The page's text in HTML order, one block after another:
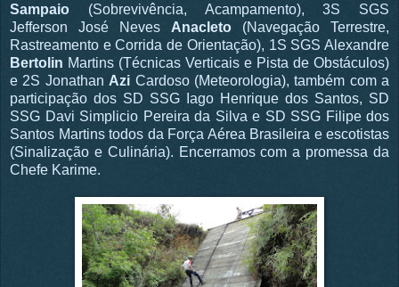
Sampaio (Sobrevivência, Acampamento), 3S SGS
Jefferson José Neves Anacleto (Navegação Terrestre,
Rastreamento e Corrida de Orientação), 1S SGS Alexandre
Bertolin Martins (Técnicas Verticais e Pista de Obstáculos)
e 2S Jonathan Azi Cardoso (Meteorologia), também com a
participação dos SD SSG Iago Henrique dos Santos, SD
SSG Davi Simplicio Pereira da Silva e SD SSG Filipe dos
Santos Martins todos da Força Aérea Brasileira e escotistas
(Sinalização e Culinária). Encerramos com a promessa da
Chefe Karime.